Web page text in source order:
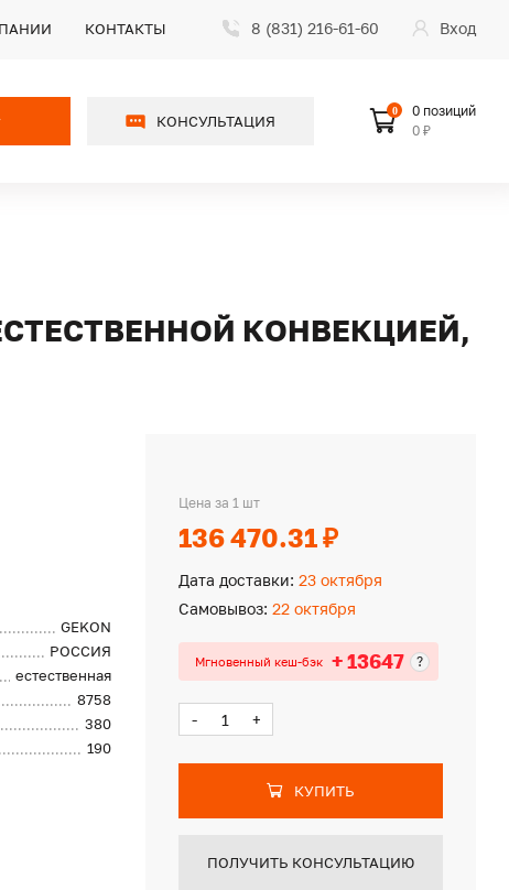
КОНТАКТЫ 8 (831) 216-61-60 Вход
КОНСУЛЬТАЦИЯ
0
0 позиций
0 ₽
КОНВЕКЦИЕЙ,
GEKON
РОССИЯ
естественная
8758
380
190
Цена за 1 шт
136 470.31 ₽
Дата доставки: 23 октября
Самовывоз: 22 октября
Мгновенный кеш-бэк + 13647 ?
- +
КУПИТЬ
ПОЛУЧИТЬ КОНСУЛЬТАЦИЮ